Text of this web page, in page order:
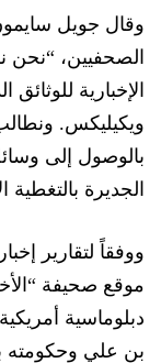
وقال جويل
الصحفيين، “نحن
الإخبارية
ويكيليكس.
بالوصول إلى
الجديرة بالتغطية
ووفقاً لتقارير
موقع صحيفة
دبلوماسية
بن علي وحكومته